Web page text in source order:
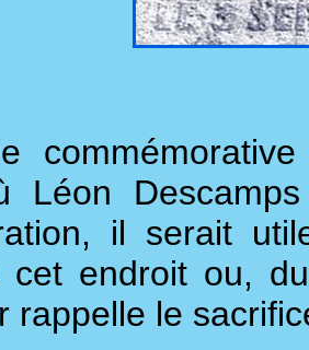
Léon
il serait
cet endroit ou,
rappelle le